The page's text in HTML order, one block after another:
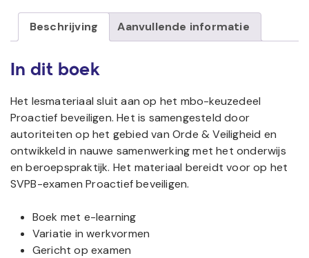
Beschrijving Aanvullende informatie
In dit boek
Het lesmateriaal sluit aan op het mbo-keuzedeel
Proactief beveiligen. Het is samengesteld door
autoriteiten op het gebied van Orde & Veiligheid en
ontwikkeld in nauwe samenwerking met het onderwijs
en beroepspraktijk. Het materiaal bereidt voor op het
SVPB-examen Proactief beveiligen.
Boek met e-learning
Variatie in werkvormen
Gericht op examen